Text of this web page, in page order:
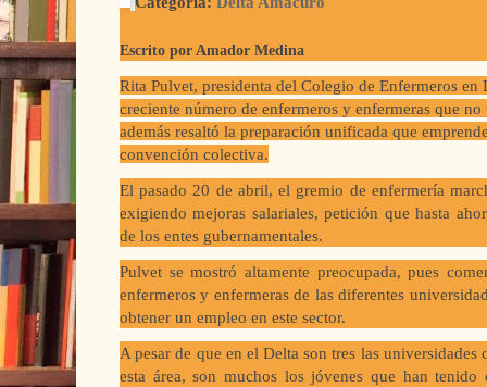
Escrito por Amador Medina
Rita Pulvet, presidenta del Colegio de Enfermeros
creciente número de enfermeros y enfermeras que
además resaltó la preparación unificada que
convención colectiva.
El pasado 20 de abril, el gremio de enfermería
exigiendo mejoras salariales, petición que hasta
de los entes gubernamentales.
Pulvet se mostró altamente preocupada, pues
enfermeros y enfermeras de las diferentes
obtener un empleo en este sector.
A pesar de que en el Delta son tres las
esta área, son muchos los jóvenes que han